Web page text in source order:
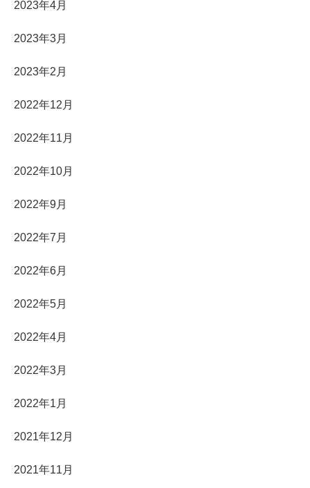
2023年4月
2023年3月
2023年2月
2022年12月
2022年11月
2022年10月
2022年9月
2022年7月
2022年6月
2022年5月
2022年4月
2022年3月
2022年1月
2021年12月
2021年11月